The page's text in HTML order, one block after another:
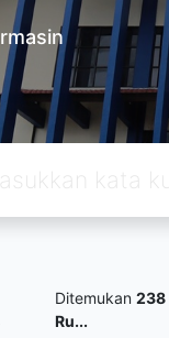
Ditemukan 238
Ru...